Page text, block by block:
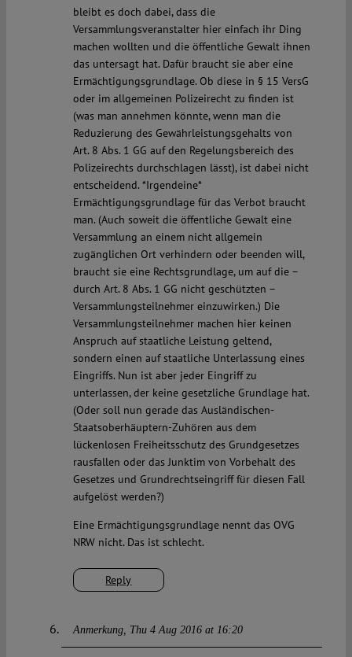
Reply
bleibt es doch dabei, dass die
Versammlungsveranstalter hier einfach ihr Ding
machen wollten und die öffentliche Gewalt ihnen
das untersagt hat. Dafür braucht sie aber eine
Ermächtigungsgrundlage. Ob diese in § 15 VersG
oder im allgemeinen Polizeirecht zu finden ist
(was man annehmen könnte, wenn man die
Reduzierung des Gewährleistungsgehalts von
Art. 8 Abs. 1 GG auf den Regelungsbereich des
Polizeirechts durchschlagen lässt), ist dabei nicht
entscheidend. *Irgendeine*
Ermächtigungsgrundlage für das Verbot braucht
man. (Auch soweit die öffentliche Gewalt eine
Versammlung an einem nicht allgemein
zugänglichen Ort verhindern oder beenden will,
braucht sie eine Rechtsgrundlage, um auf die –
durch Art. 8 Abs. 1 GG nicht geschützten –
Versammlungsteilnehmer einzuwirken.) Die
Versammlungsteilnehmer machen hier keinen
Anspruch auf staatliche Leistung geltend,
sondern einen auf staatliche Unterlassung eines
Eingriffs. Nun ist aber jeder Eingriff zu
unterlassen, der keine gesetzliche Grundlage hat.
(Oder soll nun gerade das Ausländischen-
Staatsoberhäuptern-Zuhören aus dem
lückenlosen Freiheitsschutz des Grundgesetzes
rausfallen oder das Junktim von Vorbehalt des
Gesetzes und Grundrechtseingriff für diesen Fall
aufgelöst werden?)
Eine Ermächtigungsgrundlage nennt das OVG
NRW nicht. Das ist schlecht.
Anmerkung Thu 4 Aug 2016 at 16:20